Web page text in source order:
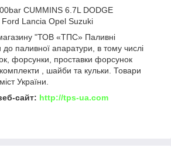
CUMMINS 6.7L DODGE
Lancia Opel Suzuki
"ТОВ «ТПС» Паливні
паливної апаратури, в тому числі
форсунки, проставки форсунок
, шайби та кульки. Товари
України.
сайт: http://tps-ua.com